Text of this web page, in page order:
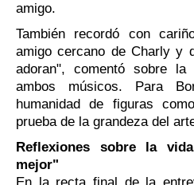
amigo.
También recordó con
amigo cercano de Charly y
adoran", comentó sobre la
ambos músicos. Para
humanidad de figuras
prueba de la grandeza del
Reflexiones sobre la
mejor"